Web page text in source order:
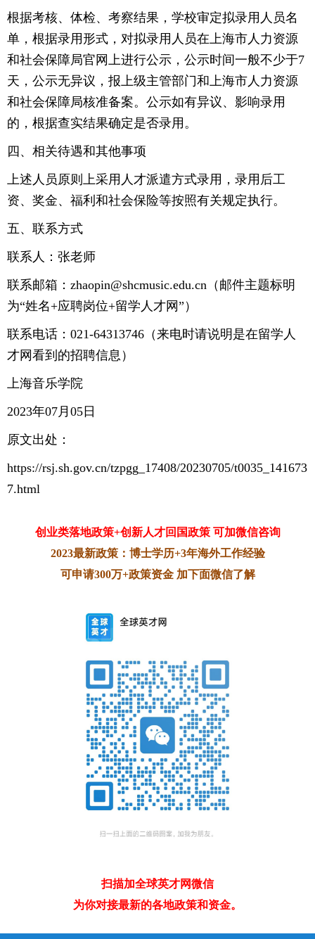
根据考核、体检、考察结果，学校审定拟录用人员名
单，根据录用形式，对拟录用人员在上海市人力资源
和社会保障局官网上进行公示，公示时间一般不少于7
天，公示无异议，报上级主管部门和上海市人力资源
和社会保障局核准备案。公示如有异议、影响录用
的，根据查实结果确定是否录用。
四、相关待遇和其他事项
上述人员原则上采用人才派遣方式录用，录用后工
资、奖金、福利和社会保险等按照有关规定执行。
五、联系方式
联系人：张老师
联系邮箱：zhaopin@shcmusic.edu.cn（邮件主题标明
为“姓名+应聘岗位+留学人才网”）
联系电话：021-64313746（来电时请说明是在留学人
才网看到的招聘信息）
上海音乐学院
2023年07月05日
原文出处：
https://rsj.sh.gov.cn/tzpgg_17408/20230705/t0035_141673
7.html
创业类落地政策+创新人才回国政策 可加微信咨询
2023最新政策：博士学历+3年海外工作经验
可申请300万+政策资金 加下面微信了解
扫描加全球英才网微信
为你对接最新的各地政策和资金。